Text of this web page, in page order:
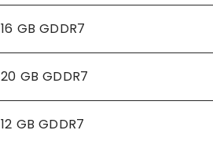
16 GB GDDR7
20 GB GDDR7
12 GB GDDR7